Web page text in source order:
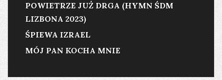
POWIETRZE JUŻ DRGA (HYMN ŚDM
LIZBONA 2023)
ŚPIEWA IZRAEL
MÓJ PAN KOCHA MNIE